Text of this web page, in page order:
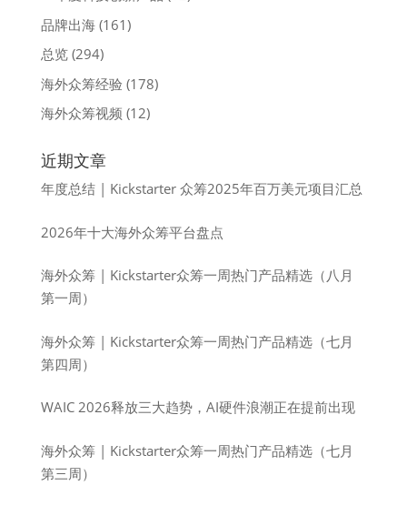
品牌出海(161)
总览(294)
海外众筹经验 (178)
海外众筹视频 (12)
近期文章
年度总结 | Kickstarter 众筹2025年百万美元项目汇总
2026年十大海外众筹平台盘点
海外众筹 | Kickstarter众筹一周热门产品精选（八月
第一周）
海外众筹 | Kickstarter众筹一周热门产品精选（七月
第四周）
WAIC 2026释放三大趋势，AI硬件浪潮正在提前出现
海外众筹 | Kickstarter众筹一周热门产品精选（七月
第三周）